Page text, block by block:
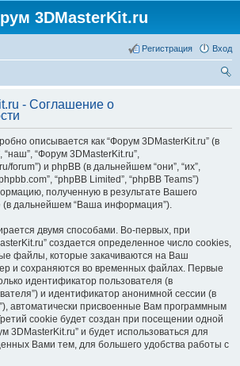
3DMasterKit.ru
Вход
Регистрация
- Соглашение о
описывается как “Форум 3DMasterKit.ru” (в
“наш”, “Форум 3DMasterKit.ru”,
forum”) и phpBB (в дальнейшем “они”, “их”,
“phpBB Limited”, “phpBB Teams”)
полученную в результате Вашего
дальнейшем “Ваша информация”).
двумя способами. Во-первых, при
создается определенное число cookies,
файлы, которые закачиваются на Ваш
и сохраняются во временных файлах. Первые
идентификатор пользователя (в
и идентификатор анонимной сессии (в
автоматически присвоенные Вам программным
cookie будет создан при посещении одной
3DMasterKit.ru” и будет использоваться для
Вами тем, для большего удобства работы с